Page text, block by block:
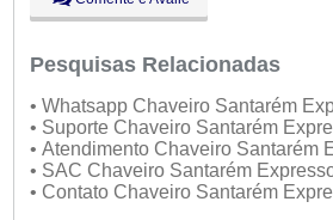
Dom:
Fechado
Pesquisas Relacionadas
• Whatsapp Chaveiro Santarém
• Suporte Chaveiro Santarém
• Atendimento Chaveiro Santarém
• SAC Chaveiro Santarém
• Contato Chaveiro Santarém